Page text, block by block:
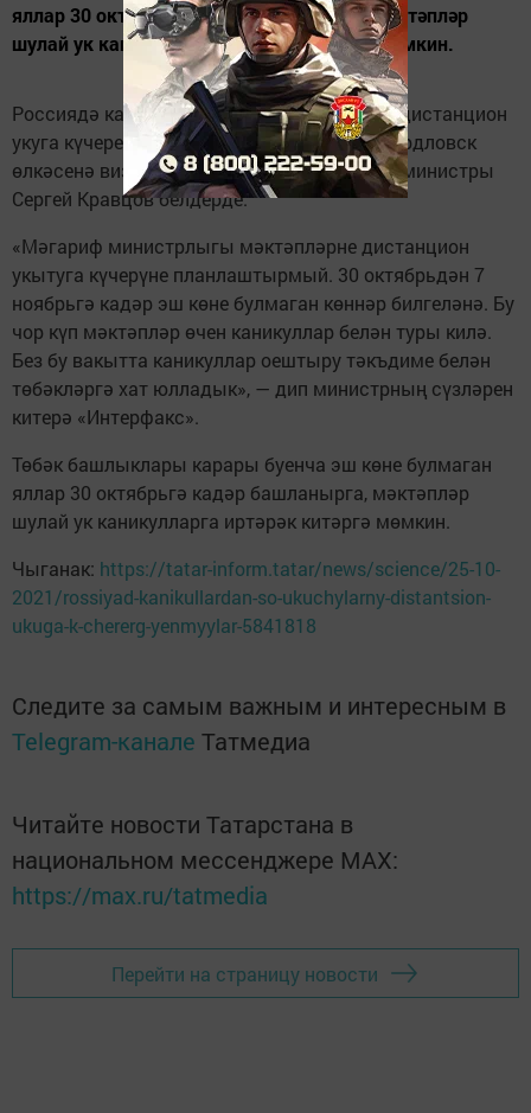
яллар 30 октябрьгә кадәр башланырга, мәктәпләр
шулай ук каникулларга иртәрәк китәргә мөмкин.
Россиядә каникуллардан соң укучыларны дистанцион
укуга күчерергә җыенмыйлар. Бу хакта Свердловск
өлкәсенә визиты барышында РФ мәгариф министры
Сергей Кравцов белдерде.
«Мәгариф министрлыгы мәктәпләрне дистанцион
укытуга күчерүне планлаштырмый. 30 октябрьдән 7
ноябрьгә кадәр эш көне булмаган көннәр билгеләнә. Бу
чор күп мәктәпләр өчен каникуллар белән туры килә.
Без бу вакытта каникуллар оештыру тәкъдиме белән
төбәкләргә хат юлладык», — дип министрның сүзләрен
китерә «Интерфакс».
Төбәк башлыклары карары буенча эш көне булмаган
яллар 30 октябрьгә кадәр башланырга, мәктәпләр
шулай ук каникулларга иртәрәк китәргә мөмкин.
Чыганак: https://tatar-inform.tatar/news/science/25-10-
2021/rossiyad-kanikullardan-so-ukuchylarny-distantsion-
ukuga-k-chererg-yenmyylar-5841818
Следите за самым важным и интересным в
Telegram-канале Татмедиа
Читайте новости Татарстана в
национальном мессенджере MАХ:
https://max.ru/tatmedia
Перейти на страницу новости